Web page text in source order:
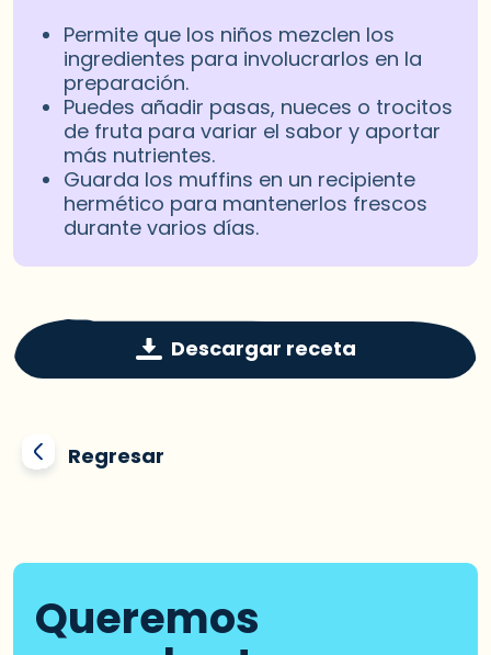
Permite que los niños mezclen los
ingredientes para involucrarlos en la
preparación.
Puedes añadir pasas, nueces o trocitos
de fruta para variar el sabor y aportar
más nutrientes.
Guarda los muffins en un recipiente
hermético para mantenerlos frescos
durante varios días.
Descargar receta
Regresar
Queremos